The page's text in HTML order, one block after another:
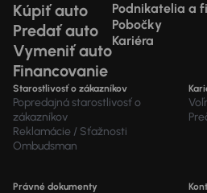
Kúpiť auto
Predať auto
Vymeniť auto
Financovanie
Podnikatelia a
Pobočky
Kariéra
Starostlivosť o zákazníkov
Popredajná starostlivosť o
zákazníkov
Reklamácie / Sťažnosti
Ombudsman
Právné dokumenty